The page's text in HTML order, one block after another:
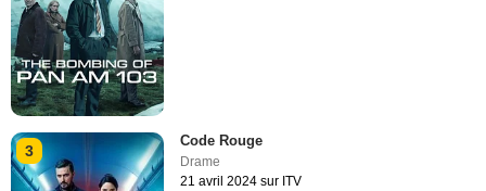
3
Code Rouge
Drame
21 avril 2024 sur ITV